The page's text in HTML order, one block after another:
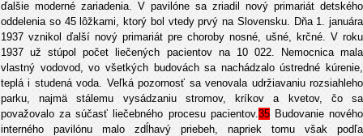
ďalšie moderné zariadenia. V pavilóne sa zriadil nový primariát detského
oddelenia so 45 lôžkami, ktorý bol vtedy prvý na Slovensku. Dňa 1. januára
1937 vznikol ďalší nový primariát pre choroby nosné, ušné, krčné. V roku
1937 už stúpol počet liečených pacientov na 10 022. Nemocnica mala
vlastný vodovod, vo všetkých budovách sa nachádzalo ústredné kúrenie,
teplá i studená voda. Veľká pozornosť sa venovala udržiavaniu rozsiahleho
parku, najmä stálemu vysádzaniu stromov, kríkov a kvetov, čo sa
považovalo za súčasť liečebného procesu pacientov.35Budovanie nového
interného pavilónu malo zdĺhavý priebeh, napriek tomu však podľa